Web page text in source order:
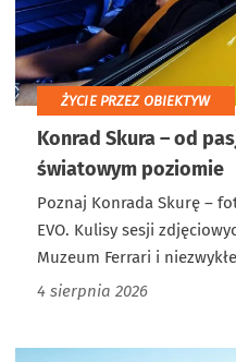
ŻYCIE PRZEZ OBIEKTYW
Konrad Skura – od
światowym poziomie
Poznaj Konrada Skurę –
EVO. Kulisy sesji
Muzeum Ferrari i
4 sierpnia 2026